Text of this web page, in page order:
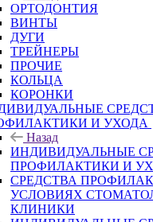
ОРТОДОНТИЯ
ВИНТЫ
ДУГИ
ТРЕЙНЕРЫ
ПРОЧИЕ
КОЛЬЦА
КОРОНКИ
И УХОДА
Назад
ИНДИВИДУАЛЬНЫЕ
ПРОФИЛАКТИКИ И
СРЕДСТВА
УСЛОВИЯХ
КЛИНИКИ